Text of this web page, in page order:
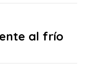
al frío